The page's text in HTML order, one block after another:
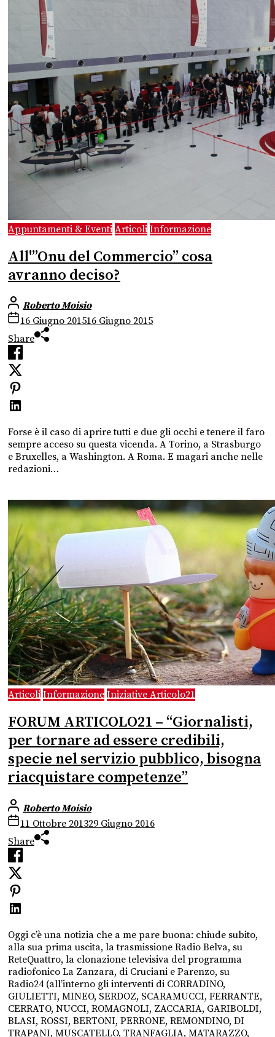
Appuntamenti & Eventi Articoli Informazione
All'”Onu del Commercio” cosa
avranno deciso?
Roberto Moisio
16 Giugno 201516 Giugno 2015
Share
Forse è il caso di aprire tutti e due gli occhi e tenere il faro
sempre acceso su questa vicenda. A Torino, a Strasburgo
e Bruxelles, a Washington. A Roma. E magari anche nelle
redazioni…
Articoli Informazione Iniziative Articolo21
FORUM ARTICOLO21 – “Giornalisti,
per tornare ad essere credibili,
specie nel servizio pubblico, bisogna
riacquistare competenze”
Roberto Moisio
11 Ottobre 201329 Giugno 2016
Share
Oggi c’è una notizia che a me pare buona: chiude subito,
alla sua prima uscita, la trasmissione Radio Belva, su
ReteQuattro, la clonazione televisiva del programma
radiofonico La Zanzara, di Cruciani e Parenzo, su
Radio24 (all’interno gli interventi di CORRADINO,
GIULIETTI, MINEO, SERDOZ, SCARAMUCCI, FERRANTE,
CERRATO, NUCCI, ROMAGNOLI, ZACCARIA, GARIBOLDI,
BLASI, ROSSI, BERTONI, PERRONE, REMONDINO, DI
TRAPANI, MUSCATELLO, TRANFAGLIA, MATARAZZO,